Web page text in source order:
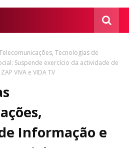
Tecnologias de
Suspende exercício da actividade de
VIVA e VIDA TV
Informação e